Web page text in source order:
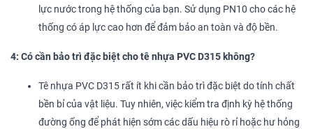
lực nước trong hệ thống của bạn. Sử dụng PN10 cho các hệ
thống có áp lực cao hơn để đảm bảo an toàn và độ bền.
4: Có cần bảo trì đặc biệt cho tê nhựa PVC D315 không?
Tê nhựa PVC D315 rất ít khi cần bảo trì đặc biệt do tính chất
bền bỉ của vật liệu. Tuy nhiên, việc kiểm tra định kỳ hệ thống
đường ống để phát hiện sớm các dấu hiệu rò rỉ hoặc hư hỏng